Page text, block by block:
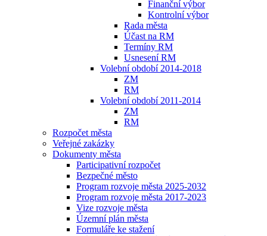
Finanční výbor
Kontrolní výbor
Rada města
Účast na RM
Termíny RM
Usnesení RM
Volební období 2014-2018
ZM
RM
Volební období 2011-2014
ZM
RM
Rozpočet města
Veřejné zakázky
Dokumenty města
Participativní rozpočet
Bezpečné město
Program rozvoje města 2025-2032
Program rozvoje města 2017-2023
Vize rozvoje města
Územní plán města
Formuláře ke stažení